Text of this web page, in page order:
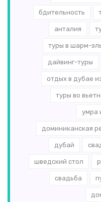
бдительность
анталия
туры в шарм-
дайвинг-туры
отдых в дубае
туры во
умра
доминиканская
дубай
шведский стол
свадьба